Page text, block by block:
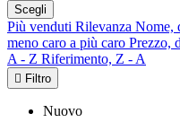
Scegli
Più venduti Rilevanza Nome,
meno caro a più caro Prezzo,
A - Z Riferimento, Z - A
 Filtro
Nuovo